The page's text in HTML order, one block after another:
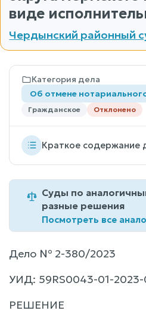
виде
Чердынский районный
Категория дела
Об отмене
Гражданское Отклонено
Краткое содержание
Суды по
разные решения
Посмотреть все
Дело № 2-380/2023
УИД: 59RS0043-01-
РЕШЕНИЕ